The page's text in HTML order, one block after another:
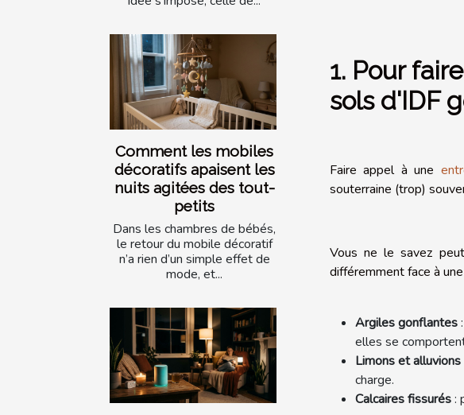
Comment les mobiles
décoratifs apaisent les
nuits agitées des tout-
petits
Dans les chambres de bébés,
le retour du mobile décoratif
n’a rien d’un simple effet de
mode, et...
1. Pour
sols d'IDF
Faire appel à une
souterraine (trop)
Vous ne le savez
différemment face à
Argiles gonflantes
elles se
Limons et alluvions
charge.
Calcaires fissurés: